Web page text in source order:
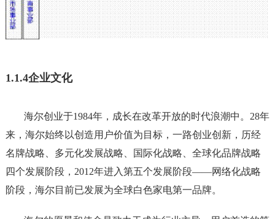
1.1.4企业文化
海尔创业于1984年，成长在改革开放的时代浪潮中。28年
来，海尔始终以创造用户价值为目标，一路创业创新，历经
名牌战略、多元化发展战略、国际化战略、全球化品牌战略
四个发展阶段，2012年进入第五个发展阶段——网络化战略
阶段，海尔目前已发展为全球白色家电第一品牌。